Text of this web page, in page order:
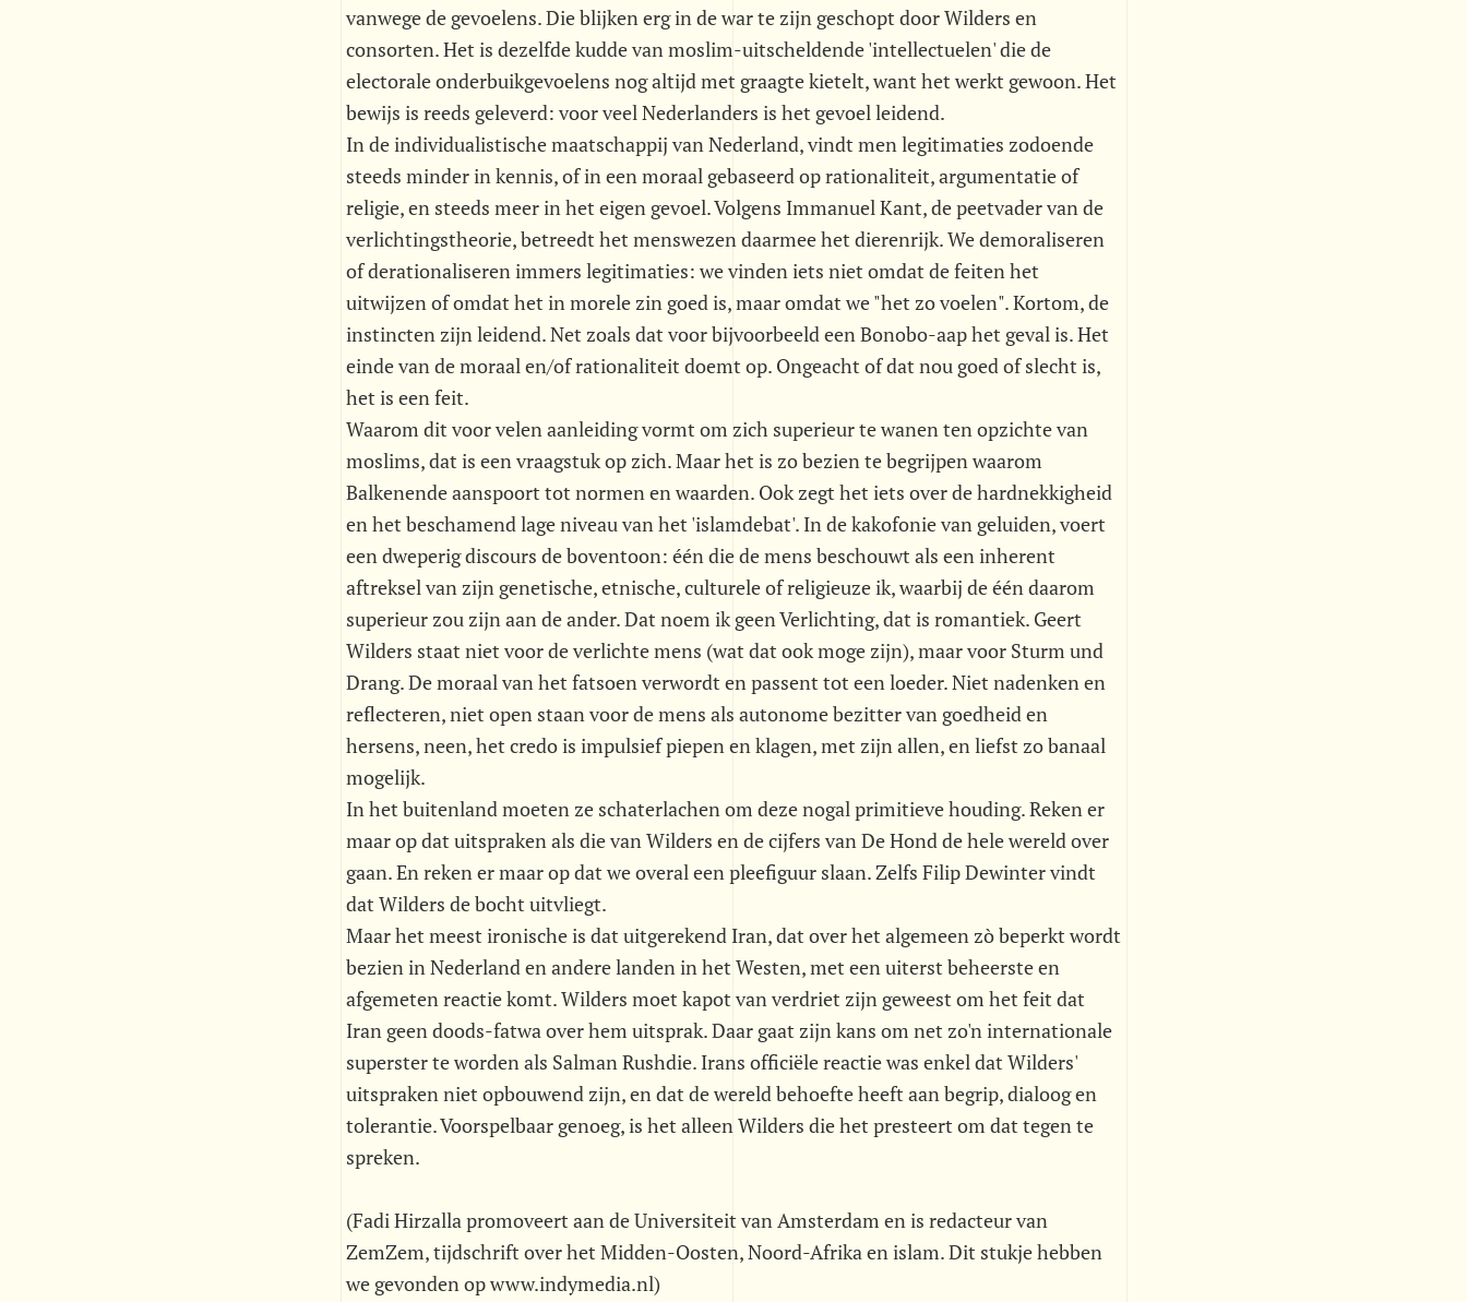
vanwege de gevoelens. Die blijken erg in de war te zijn geschopt door Wilders en
consorten. Het is dezelfde kudde van moslim-uitscheldende 'intellectuelen' die de
electorale onderbuikgevoelens nog altijd met graagte kietelt, want het werkt gewoon. Het
bewijs is reeds geleverd: voor veel Nederlanders is het gevoel leidend.
In de individualistische maatschappij van Nederland, vindt men legitimaties zodoende
steeds minder in kennis, of in een moraal gebaseerd op rationaliteit, argumentatie of
religie, en steeds meer in het eigen gevoel. Volgens Immanuel Kant, de peetvader van de
verlichtingstheorie, betreedt het menswezen daarmee het dierenrijk. We demoraliseren
of derationaliseren immers legitimaties: we vinden iets niet omdat de feiten het
uitwijzen of omdat het in morele zin goed is, maar omdat we "het zo voelen". Kortom, de
instincten zijn leidend. Net zoals dat voor bijvoorbeeld een Bonobo-aap het geval is. Het
einde van de moraal en/of rationaliteit doemt op. Ongeacht of dat nou goed of slecht is,
het is een feit.
Waarom dit voor velen aanleiding vormt om zich superieur te wanen ten opzichte van
moslims, dat is een vraagstuk op zich. Maar het is zo bezien te begrijpen waarom
Balkenende aanspoort tot normen en waarden. Ook zegt het iets over de hardnekkigheid
en het beschamend lage niveau van het 'islamdebat'. In de kakofonie van geluiden, voert
een dweperig discours de boventoon: één die de mens beschouwt als een inherent
aftreksel van zijn genetische, etnische, culturele of religieuze ik, waarbij de één daarom
superieur zou zijn aan de ander. Dat noem ik geen Verlichting, dat is romantiek. Geert
Wilders staat niet voor de verlichte mens (wat dat ook moge zijn), maar voor Sturm und
Drang. De moraal van het fatsoen verwordt en passent tot een loeder. Niet nadenken en
reflecteren, niet open staan voor de mens als autonome bezitter van goedheid en
hersens, neen, het credo is impulsief piepen en klagen, met zijn allen, en liefst zo banaal
mogelijk.
In het buitenland moeten ze schaterlachen om deze nogal primitieve houding. Reken er
maar op dat uitspraken als die van Wilders en de cijfers van De Hond de hele wereld over
gaan. En reken er maar op dat we overal een pleefiguur slaan. Zelfs Filip Dewinter vindt
dat Wilders de bocht uitvliegt.
Maar het meest ironische is dat uitgerekend Iran, dat over het algemeen zò beperkt wordt
bezien in Nederland en andere landen in het Westen, met een uiterst beheerste en
afgemeten reactie komt. Wilders moet kapot van verdriet zijn geweest om het feit dat
Iran geen doods-fatwa over hem uitsprak. Daar gaat zijn kans om net zo'n internationale
superster te worden als Salman Rushdie. Irans officiële reactie was enkel dat Wilders'
uitspraken niet opbouwend zijn, en dat de wereld behoefte heeft aan begrip, dialoog en
tolerantie. Voorspelbaar genoeg, is het alleen Wilders die het presteert om dat tegen te
spreken.
(Fadi Hirzalla promoveert aan de Universiteit van Amsterdam en is redacteur van
ZemZem, tijdschrift over het Midden-Oosten, Noord-Afrika en islam. Dit stukje hebben
we gevonden op www.indymedia.nl)